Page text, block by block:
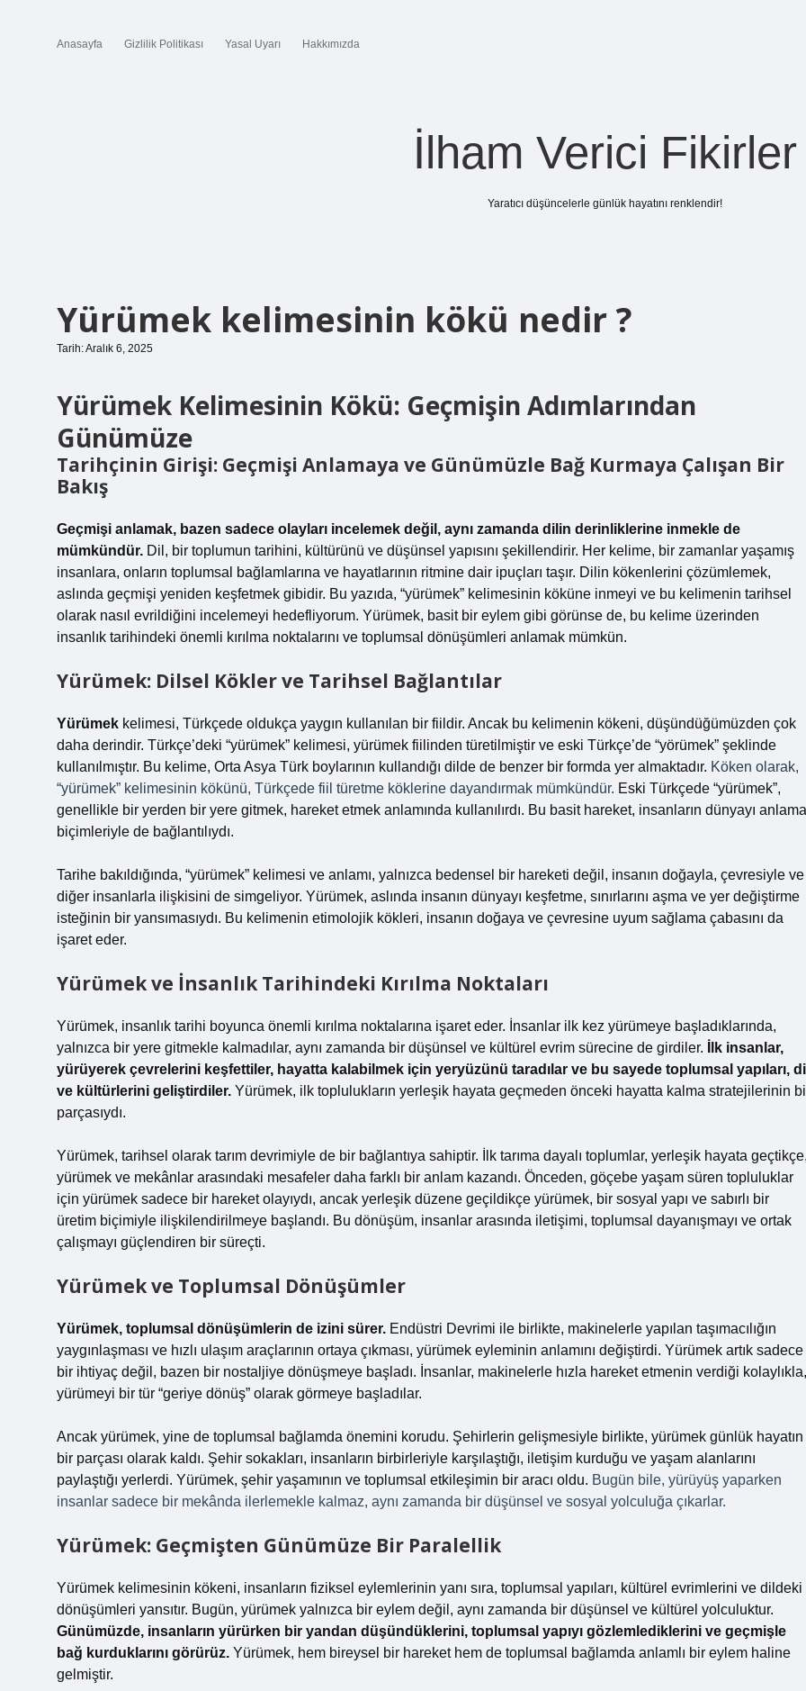
Anasayfa Gizlilik Politikası Yasal Uyarı Hakkımızda
İlham Verici Fikirler
Yaratıcı düşüncelerle günlük hayatını renklendir!
Yürümek kelimesinin kökü nedir ?
Tarih: Aralık 6, 2025
Yürümek Kelimesinin Kökü: Geçmişin Adımlarından
Günümüze
Tarihçinin Girişi: Geçmişi Anlamaya ve Günümüzle Bağ Kurmaya Çalışan Bir
Bakış
Geçmişi anlamak, bazen sadece olayları incelemek değil, aynı zamanda dilin derinliklerine inmekle de
mümkündür. Dil, bir toplumun tarihini, kültürünü ve düşünsel yapısını şekillendirir. Her kelime, bir zamanlar yaşamış
insanlara, onların toplumsal bağlamlarına ve hayatlarının ritmine dair ipuçları taşır. Dilin kökenlerini çözümlemek,
aslında geçmişi yeniden keşfetmek gibidir. Bu yazıda, “yürümek” kelimesinin köküne inmeyi ve bu kelimenin tarihsel
olarak nasıl evrildiğini incelemeyi hedefliyorum. Yürümek, basit bir eylem gibi görünse de, bu kelime üzerinden
insanlık tarihindeki önemli kırılma noktalarını ve toplumsal dönüşümleri anlamak mümkün.
Yürümek: Dilsel Kökler ve Tarihsel Bağlantılar
Yürümek kelimesi, Türkçede oldukça yaygın kullanılan bir fiildir. Ancak bu kelimenin kökeni, düşündüğümüzden çok
daha derindir. Türkçe’deki “yürümek” kelimesi, yürümek fiilinden türetilmiştir ve eski Türkçe’de “yörümek” şeklinde
kullanılmıştır. Bu kelime, Orta Asya Türk boylarının kullandığı dilde de benzer bir formda yer almaktadır. Köken olarak,
“yürümek” kelimesinin kökünü, Türkçede fiil türetme köklerine dayandırmak mümkündür. Eski Türkçede “yürümek”,
genellikle bir yerden bir yere gitmek, hareket etmek anlamında kullanılırdı. Bu basit hareket, insanların dünyayı anlama
biçimleriyle de bağlantılıydı.
Tarihe bakıldığında, “yürümek” kelimesi ve anlamı, yalnızca bedensel bir hareketi değil, insanın doğayla, çevresiyle ve
diğer insanlarla ilişkisini de simgeliyor. Yürümek, aslında insanın dünyayı keşfetme, sınırlarını aşma ve yer değiştirme
isteğinin bir yansımasıydı. Bu kelimenin etimolojik kökleri, insanın doğaya ve çevresine uyum sağlama çabasını da
işaret eder.
Yürümek ve İnsanlık Tarihindeki Kırılma Noktaları
Yürümek, insanlık tarihi boyunca önemli kırılma noktalarına işaret eder. İnsanlar ilk kez yürümeye başladıklarında,
yalnızca bir yere gitmekle kalmadılar, aynı zamanda bir düşünsel ve kültürel evrim sürecine de girdiler.
İlk insanlar,
yürüyerek çevrelerini keşfettiler, hayatta kalabilmek için yeryüzünü taradılar ve bu sayede toplumsal yapıları,
ve kültürlerini geliştirdiler. Yürümek, ilk toplulukların yerleşik hayata geçmeden önceki hayatta kalma stratejilerinin
parçasıydı.
Yürümek, tarihsel olarak tarım devrimiyle de bir bağlantıya sahiptir. İlk tarıma dayalı toplumlar, yerleşik hayata
yürümek ve mekânlar arasındaki mesafeler daha farklı bir anlam kazandı. Önceden, göçebe yaşam süren topluluklar
için yürümek sadece bir hareket olayıydı, ancak yerleşik düzene geçildikçe yürümek, bir sosyal yapı ve sabırlı bir
üretim biçimiyle ilişkilendirilmeye başlandı. Bu dönüşüm, insanlar arasında iletişimi, toplumsal dayanışmayı ve ortak
çalışmayı güçlendiren bir süreçti.
Yürümek ve Toplumsal Dönüşümler
Yürümek, toplumsal dönüşümlerin de izini sürer. Endüstri Devrimi ile birlikte, makinelerle yapılan taşımacılığın
yaygınlaşması ve hızlı ulaşım araçlarının ortaya çıkması, yürümek eyleminin anlamını değiştirdi. Yürümek artık sadece
bir ihtiyaç değil, bazen bir nostaljiye dönüşmeye başladı. İnsanlar, makinelerle hızla hareket etmenin verdiği kolaylıkla,
yürümeyi bir tür “geriye dönüş” olarak görmeye başladılar.
Ancak yürümek, yine de toplumsal bağlamda önemini korudu. Şehirlerin gelişmesiyle birlikte, yürümek günlük hayatın
bir parçası olarak kaldı. Şehir sokakları, insanların birbirleriyle karşılaştığı, iletişim kurduğu ve yaşam alanlarını
paylaştığı yerlerdi. Yürümek, şehir yaşamının ve toplumsal etkileşimin bir aracı oldu. Bugün bile, yürüyüş yaparken
insanlar sadece bir mekânda ilerlemekle kalmaz, aynı zamanda bir düşünsel ve sosyal yolculuğa çıkarlar.
Yürümek: Geçmişten Günümüze Bir Paralellik
Yürümek kelimesinin kökeni, insanların fiziksel eylemlerinin yanı sıra, toplumsal yapıları, kültürel evrimlerini ve dildeki
dönüşümleri yansıtır. Bugün, yürümek yalnızca bir eylem değil, aynı zamanda bir düşünsel ve kültürel yolculuktur.
Günümüzde, insanların yürürken bir yandan düşündüklerini, toplumsal yapıyı gözlemlediklerini ve geçmişle
bağ kurduklarını görürüz. Yürümek, hem bireysel bir hareket hem de toplumsal bağlamda anlamlı bir eylem haline
gelmiştir.